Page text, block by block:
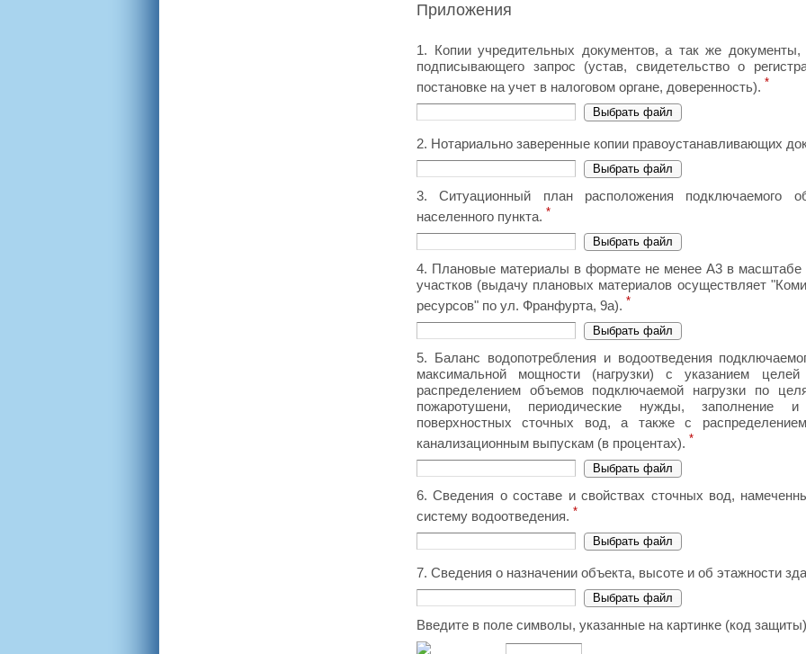
Приложения
1. Копии учредительных документов, а так же
подписывающего запрос (устав, свидетельство о
постановке на учет в налоговом органе, доверенность). *
2. Нотариально заверенные копии правоустанавливающих
3. Ситуационный план расположения подключаемого
населенного пункта. *
4. Плановые материалы в формате не менее А3 в масштабе
участков (выдачу плановых материалов осуществляет
ресурсов" по ул. Франфурта, 9а). *
5. Баланс водопотребления и водоотведения
максимальной мощности (нагрузки) с указанием
распределением объемов подключаемой нагрузки по
пожаротушени, периодические нужды, заполнение
поверхностных сточных вод, а также с
канализационным выпускам (в процентах). *
6. Сведения о составе и свойствах сточных вод,
систему водоотведения. *
7. Сведения о назначении объекта, высоте и об этажности
Введите в поле символы, указанные на картинке (код защиты)